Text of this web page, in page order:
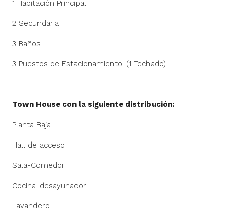
1 Habitación Principal
2 Secundaria
3 Baños
3 Puestos de Estacionamiento. (1 Techado)
Town House con la siguiente distribución:
Planta Baja
Hall de acceso
Sala-Comedor
Cocina-desayunador
Lavandero